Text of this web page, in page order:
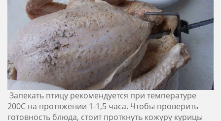
Запекать птицу рекомендуется при температуре
200С на протяжении 1-1,5 часа. Чтобы проверить
готовность блюда, стоит проткнуть кожуру курицы